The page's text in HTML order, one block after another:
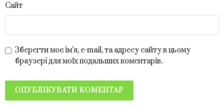
Сайт
Зберегти моє ім'я, e-mail, та адресу сайту в цьому
браузері для моїх подальших коментарів.